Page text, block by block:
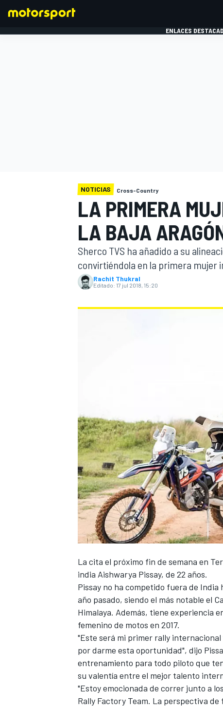
ENLACES
NOTICIAS Cross-Country
LA PRIMERA
LA BAJA
Sherco TVS ha añadido a su
convirtiéndola en la primera mujer
Rachit Thukral
Editado: 17 jul 2018, 15:20
La cita el próximo fin de semana en
india Aishwarya Pissay, de 22 años.
Pissay no ha competido fuera de
año pasado, siendo el más notable el
Himalaya. Además, tiene experiencia
femenino de motos en 2017.
"Este será mi primer rally
por darme esta oportunidad", dijo
entrenamiento para todo piloto que
su valentía entre el mejor talento
"Estoy emocionada de correr junto a
Rally Factory Team. La perspectiva de